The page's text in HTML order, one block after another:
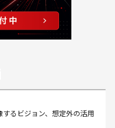
るビジョン、想定外の活用